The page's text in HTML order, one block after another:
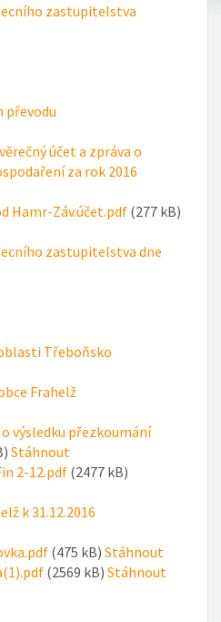
zastupitelstva
převodu
účet a zpráva o
za rok 2016
Hamr-Záv.účet.pdf (277 kB)
zastupitelstva dne
Třeboňsko
Frahelž
výsledku přezkoumání
Stáhnout
2-12.pdf (2477 kB)
k 31.12.2016
(475 kB) Stáhnout
(2569 kB) Stáhnout